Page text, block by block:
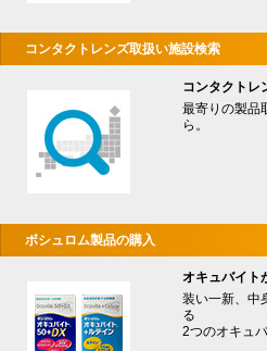
コンタクトレンズ取扱い施設検索
コンタクトレ
最寄りの製品
ら。
ボシュロム製品の購入
オキュバイト
装い一新、中
る
2つのオキュ